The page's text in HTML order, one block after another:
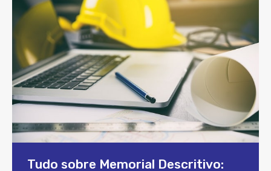
Tudo sobre Memorial Descritivo: